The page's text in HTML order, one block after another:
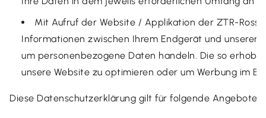
Mit Aufruf der Website / Applikation der ZTR-
Informationen zwischen Ihrem Endgerät und
um personenbezogene Daten handeln. Die so
unsere Website zu optimieren oder um Werbung im
Diese Datenschutzerklärung gilt für folgende Angebote: